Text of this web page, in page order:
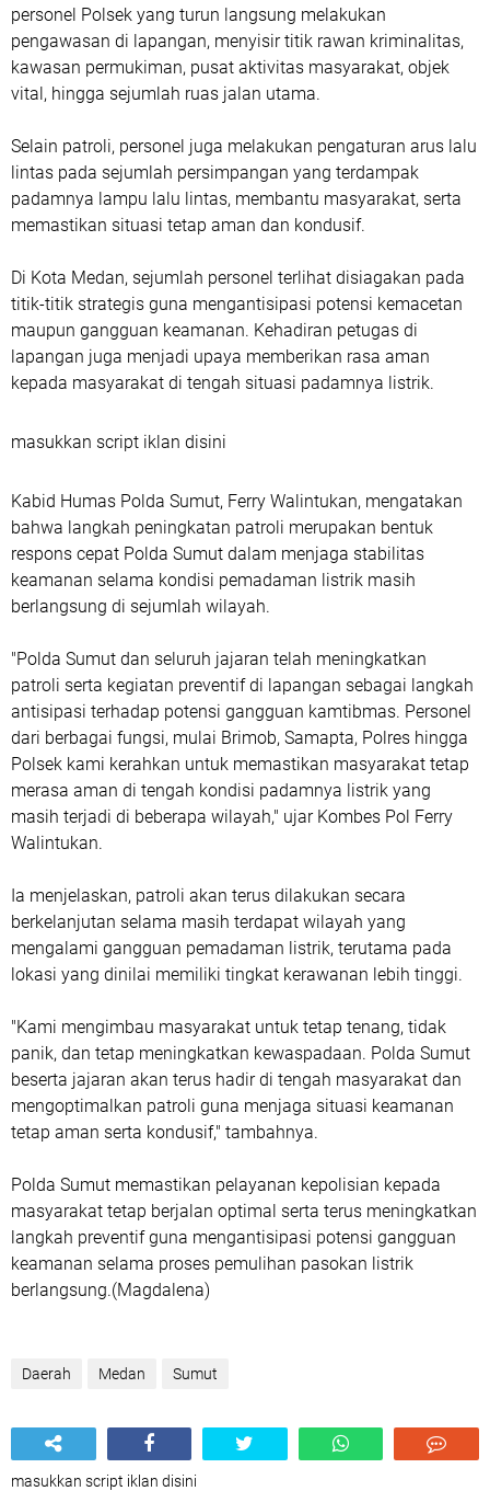
personel Polsek yang turun langsung melakukan
pengawasan di lapangan, menyisir titik rawan kriminalitas,
kawasan permukiman, pusat aktivitas masyarakat, objek
vital, hingga sejumlah ruas jalan utama.
Selain patroli, personel juga melakukan pengaturan arus lalu
lintas pada sejumlah persimpangan yang terdampak
padamnya lampu lalu lintas, membantu masyarakat, serta
memastikan situasi tetap aman dan kondusif.
Di Kota Medan, sejumlah personel terlihat disiagakan pada
titik-titik strategis guna mengantisipasi potensi kemacetan
maupun gangguan keamanan. Kehadiran petugas di
lapangan juga menjadi upaya memberikan rasa aman
kepada masyarakat di tengah situasi padamnya listrik.
masukkan script iklan disini
Kabid Humas Polda Sumut, Ferry Walintukan, mengatakan
bahwa langkah peningkatan patroli merupakan bentuk
respons cepat Polda Sumut dalam menjaga stabilitas
keamanan selama kondisi pemadaman listrik masih
berlangsung di sejumlah wilayah.
"Polda Sumut dan seluruh jajaran telah meningkatkan
patroli serta kegiatan preventif di lapangan sebagai langkah
antisipasi terhadap potensi gangguan kamtibmas. Personel
dari berbagai fungsi, mulai Brimob, Samapta, Polres hingga
Polsek kami kerahkan untuk memastikan masyarakat tetap
merasa aman di tengah kondisi padamnya listrik yang
masih terjadi di beberapa wilayah," ujar Kombes Pol Ferry
Walintukan.
Ia menjelaskan, patroli akan terus dilakukan secara
berkelanjutan selama masih terdapat wilayah yang
mengalami gangguan pemadaman listrik, terutama pada
lokasi yang dinilai memiliki tingkat kerawanan lebih tinggi.
"Kami mengimbau masyarakat untuk tetap tenang, tidak
panik, dan tetap meningkatkan kewaspadaan. Polda Sumut
beserta jajaran akan terus hadir di tengah masyarakat dan
mengoptimalkan patroli guna menjaga situasi keamanan
tetap aman serta kondusif," tambahnya.
Polda Sumut memastikan pelayanan kepolisian kepada
masyarakat tetap berjalan optimal serta terus meningkatkan
langkah preventif guna mengantisipasi potensi gangguan
keamanan selama proses pemulihan pasokan listrik
berlangsung.(Magdalena)
Daerah Medan Sumut
masukkan script iklan disini